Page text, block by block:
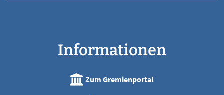
Informationen
Zum Gremienportal